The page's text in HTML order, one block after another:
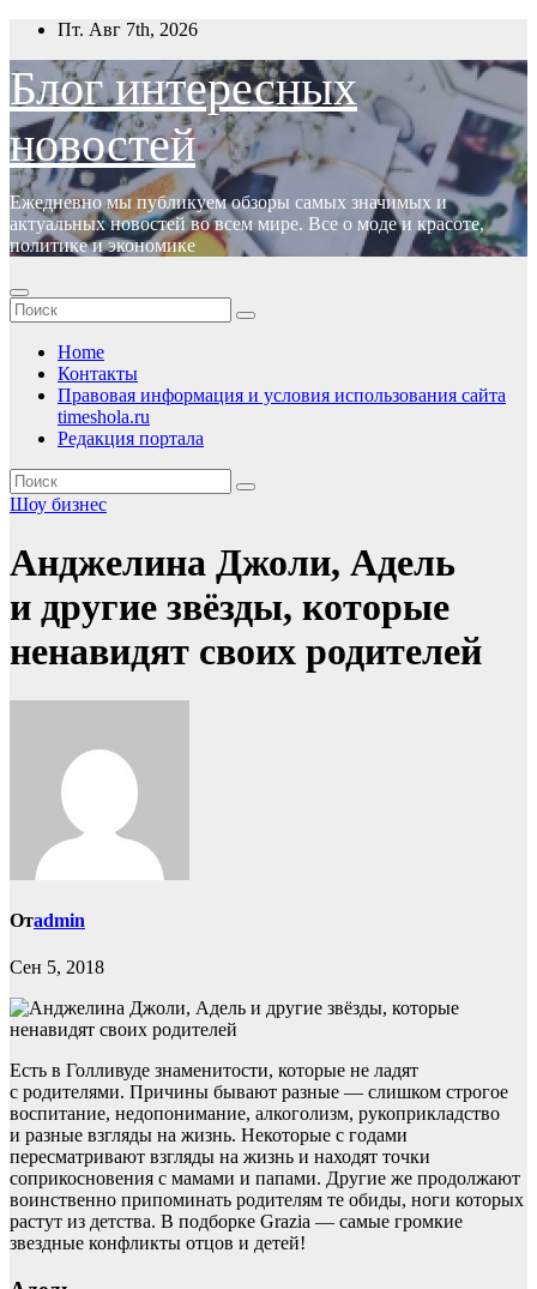
Перейти
содержимому
Пт. Авг 7th, 2026
Блог интересных
новостей
Ежедневно мы публикуем обзоры самых значимых и
актуальных новостей во всем мире. Все о моде и красоте,
политике и экономике
Home
Контакты
Правовая информация и условия использования сайта
timeshola.ru
Редакция портала
Шоу бизнес
Анджелина Джоли, Адель
и другие звёзды, которые
ненавидят своих родителей
Отadmin
Сен 5, 2018
Есть в Голливуде знаменитости, которые не ладят
с родителями. Причины бывают разные — слишком строгое
воспитание, недопонимание, алкоголизм, рукоприкладство
и разные взгляды на жизнь. Некоторые с годами
пересматривают взгляды на жизнь и находят точки
соприкосновения с мамами и папами. Другие же продолжают
воинственно припоминать родителям те обиды, ноги которых
растут из детства. В подборке Grazia — самые громкие
звездные конфликты отцов и детей!